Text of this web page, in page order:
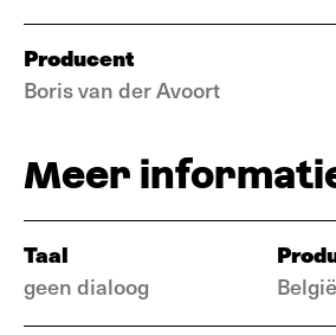
Producent
Boris van der Avoort
Meer
Taal
geen dialoog België